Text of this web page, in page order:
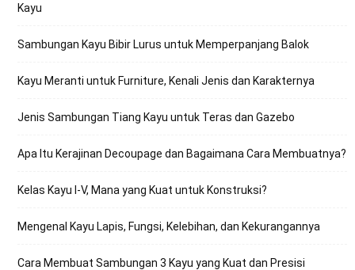
Kayu
Sambungan Kayu Bibir Lurus untuk Memperpanjang Balok
Kayu Meranti untuk Furniture, Kenali Jenis dan Karakternya
Jenis Sambungan Tiang Kayu untuk Teras dan Gazebo
Apa Itu Kerajinan Decoupage dan Bagaimana Cara Membuatnya?
Kelas Kayu I-V, Mana yang Kuat untuk Konstruksi?
Mengenal Kayu Lapis, Fungsi, Kelebihan, dan Kekurangannya
Cara Membuat Sambungan 3 Kayu yang Kuat dan Presisi